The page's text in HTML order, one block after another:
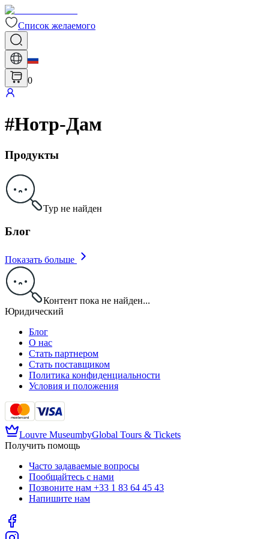
Список желаемого
0
#Нотр-Дам
Продукты
Тур не найден
Блог
Показать больше
Контент пока не найден...
Юридический
Блог
О нас
Стать партнером
Стать поставщиком
Политика конфиденциальности
Условия и положения
Louvre MuseumbyGlobal Tours & Tickets
Получить помощь
Часто задаваемые вопросы
Пообщайтесь с нами
Позвоните нам +33 1 83 64 45 43
Напишите нам